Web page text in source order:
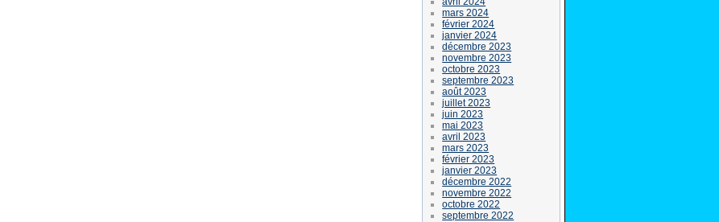
mars 2024
février 2024
janvier 2024
décembre 2023
novembre 2023
octobre 2023
septembre 2023
août 2023
juillet 2023
juin 2023
mai 2023
avril 2023
mars 2023
février 2023
janvier 2023
décembre 2022
novembre 2022
octobre 2022
septembre 2022